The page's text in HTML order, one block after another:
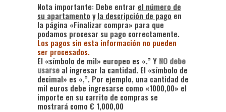
Nota importante: Debe entrar el número de
su apartamento yla descripción de pago en
la página «Finalizar compra» para que
podamos procesar su pago correctamente.
Los pagos sin esta información no pueden
ser procesados.
El «símbolo de mil» europeo es «.” Y NO debe
usarse al ingresar la cantidad. El «símbolo de
decimal» es «,”. Por ejemplo, una cantidad de
mil euros debe ingresarse como «1000,00» el
importe en su carrito de compras se
mostrará como € 1,000,00